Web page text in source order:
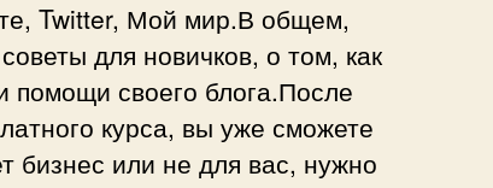
Twitter, Мой мир.В общем,
для новичков, о том, как
помощи своего блога.После
курса, вы уже сможете
бизнес или не для вас, нужно